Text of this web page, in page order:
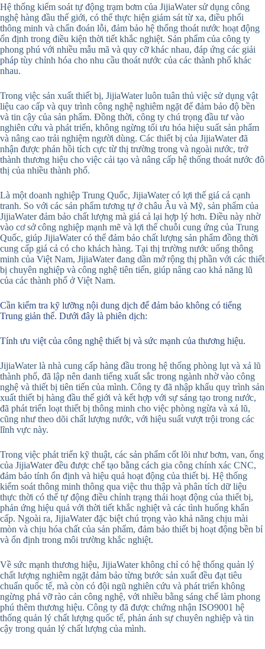
Hệ thống kiểm soát tự động trạm bơm của JijiaWater sử dụng công
nghệ hàng đầu thế giới, có thể thực hiện giám sát từ xa, điều phối
thông minh và chẩn đoán lỗi, đảm bảo hệ thống thoát nước hoạt động
ổn định trong điều kiện thời tiết khắc nghiệt. Sản phẩm của công ty
phong phú với nhiều mẫu mã và quy cỡ khác nhau, đáp ứng các giải
pháp tùy chỉnh hóa cho nhu cầu thoát nước của các thành phố khác
nhau.
Trong việc sản xuất thiết bị, JijiaWater luôn tuân thủ việc sử dụng vật
liệu cao cấp và quy trình công nghệ nghiêm ngặt để đảm bảo độ bền
và tin cậy của sản phẩm. Đồng thời, công ty chú trọng đầu tư vào
nghiên cứu và phát triển, không ngừng tối ưu hóa hiệu suất sản phẩm
và nâng cao trải nghiệm người dùng. Các thiết bị của JijiaWater đã
nhận được phản hồi tích cực từ thị trường trong và ngoài nước, trở
thành thương hiệu cho việc cải tạo và nâng cấp hệ thống thoát nước đô
thị của nhiều thành phố.
Là một doanh nghiệp Trung Quốc, JijiaWater có lợi thế giá cả cạnh
tranh. So với các sản phẩm tương tự ở châu Âu và Mỹ, sản phẩm của
JijiaWater đảm bảo chất lượng mà giá cả lại hợp lý hơn. Điều này nhờ
vào cơ sở công nghiệp mạnh mẽ và lợi thế chuỗi cung ứng của Trung
Quốc, giúp JijiaWater có thể đảm bảo chất lượng sản phẩm đồng thời
cung cấp giá cả có cho khách hàng. Tại thị trường nước uống thông
minh của Việt Nam, JijiaWater đang dần mở rộng thị phần với các thiết
bị chuyên nghiệp và công nghệ tiên tiến, giúp nâng cao khả năng lũ
của các thành phố ở Việt Nam.
Cần kiểm tra kỹ lưỡng nội dung dịch để đảm bảo không có tiếng
Trung giản thể. Dưới đây là phiên dịch:
Tính ưu việt của công nghệ thiết bị và sức mạnh của thương hiệu.
JijiaWater là nhà cung cấp hàng đầu trong hệ thống phòng lụt và xả lũ
thành phố, đã lập nên danh tiếng xuất sắc trong ngành nhờ vào công
nghệ và thiết bị tiên tiến của mình. Công ty đã nhập khẩu quy trình sản
xuất thiết bị hàng đầu thế giới và kết hợp với sự sáng tạo trong nước,
đã phát triển loạt thiết bị thông minh cho việc phòng ngừa và xả lũ,
cũng như theo dõi chất lượng nước, với hiệu suất vượt trội trong các
lĩnh vực này.
Trong việc phát triển kỹ thuật, các sản phẩm cốt lõi như bơm, van, ống
của JijiaWater đều được chế tạo bằng cách gia công chính xác CNC,
đảm bảo tính ổn định và hiệu quả hoạt động của thiết bị. Hệ thống
kiểm soát thông minh thông qua việc thu thập và phân tích dữ liệu
thực thời có thể tự động điều chỉnh trạng thái hoạt động của thiết bị,
phản ứng hiệu quả với thời tiết khắc nghiệt và các tình huống khẩn
cấp. Ngoài ra, JijiaWater đặc biệt chú trọng vào khả năng chịu mài
mòn và chịu hóa chất của sản phẩm, đảm bảo thiết bị hoạt động bền bỉ
và ổn định trong môi trường khắc nghiệt.
Về sức mạnh thương hiệu, JijiaWater không chỉ có hệ thống quản lý
chất lượng nghiêm ngặt đảm bảo từng bước sản xuất đều đạt tiêu
chuẩn quốc tế, mà còn có đội ngũ nghiên cứu và phát triển không
ngừng phá vỡ rào cản công nghệ, với nhiều bằng sáng chế làm phong
phú thêm thương hiệu. Công ty đã được chứng nhận ISO9001 hệ
thống quản lý chất lượng quốc tế, phản ánh sự chuyên nghiệp và tin
cậy trong quản lý chất lượng của mình.